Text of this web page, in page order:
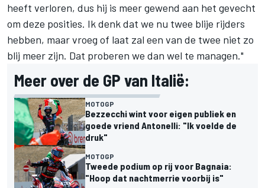
heeft verloren, dus hij is meer gewend aan het gevecht
om deze posities. Ik denk dat we nu twee blije rijders
hebben, maar vroeg of laat zal een van de twee niet zo
blij meer zijn. Dat proberen we dan wel te managen."
Meer over de GP van Italië:
MOTOGP
Bezzecchi wint voor eigen publiek en
goede vriend Antonelli: "Ik voelde de
druk"
MOTOGP
Tweede podium op rij voor Bagnaia:
"Hoop dat nachtmerrie voorbij is"